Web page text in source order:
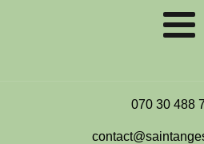
070 30 488